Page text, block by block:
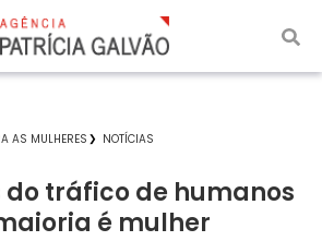
AS MULHERES NOTÍCIAS
do tráfico de humanos
é mulher